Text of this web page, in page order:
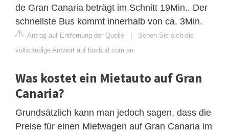
de Gran Canaria beträgt im Schnitt 19Min.. Der
schnellste Bus kommt innerhalb von ca. 3Min.
Antrag auf Entfernung der Quelle | Sehen Sie sich die
vollständige Antwort auf busbud.com an
Was kostet ein Mietauto auf Gran
Canaria?
Grundsätzlich kann man jedoch sagen, dass die
Preise für einen Mietwagen auf Gran Canaria im